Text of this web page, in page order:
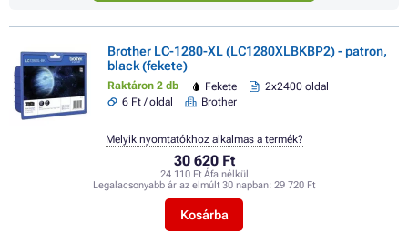
Brother LC-1280-XL (LC1280XLBKBP2) - patron,
black (fekete)
Raktáron 2 db Fekete
2x2400 oldal
6 Ft / oldal
Brother
30 620 Ft
24 110 Ft Áfa nélkül
Legalacsonyabb ár az elmúlt 30 napban: 29 720 Ft
Kosárba
Melyik nyomtatókhoz alkalmas a termék?